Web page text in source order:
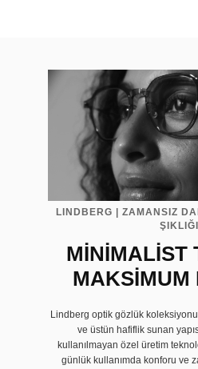
LINDBERG | ZAMANSIZ
ŞIKLIĞI
MİNİMALİST
MAKSİMUM
Lindberg optik gözlük
ve üstün hafiflik sunan
kullanılmayan özel üretim
günlük kullanımda konforu ve